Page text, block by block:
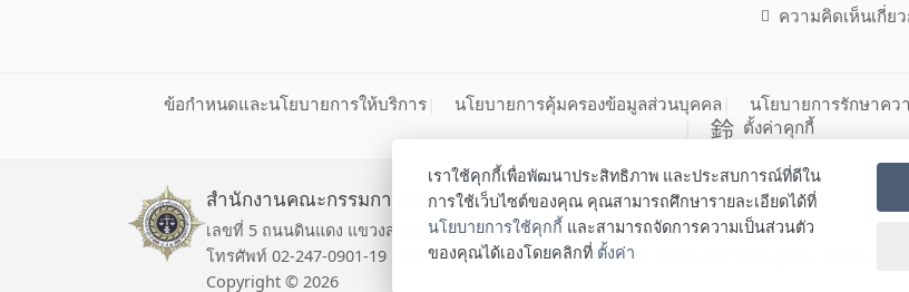
ความคิดเห็นเกี่ย
ข้อกำหนดและนโยบายการให้บริการ นโยบายการคุ้มครองข้อมูลส่วนบุคคล นโยบายการรักษาคว
ตั้งค่าคุกกี้
สำนักงานคณะกรรมการป้องกันและปราบปรามยาเสพติด
เลขที่ 5 ถนนดินแดง แขวงสามเสนใน เขตพญาไท กรุงเทพมหานคร 10400
โทรศัพท์ 02-247-0901-19 โทรสาร 02-245-9350 Contact us:
Copyright © 2026
เราใช้คุกกี้เพื่อพัฒนาประสิทธิภาพ และประสบการณ์ที่ดีใน
การใช้เว็บไซต์ของคุณ คุณสามารถศึกษารายละเอียดได้ที่
นโยบายการใช้คุกกี้ และสามารถจัดการความเป็นส่วนตัว
ของคุณได้เองโดยคลิกที่ ตั้งค่า